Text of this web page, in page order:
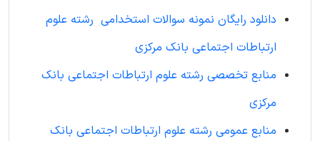
دانلود رایگان نمونه سوالات استخدامی رشته علوم
ارتباطات اجتماعی بانک مرکزی
منابع تخصصی رشته علوم ارتباطات اجتماعی بانک
مرکزی
منابع عمومی رشته علوم ارتباطات اجتماعی بانک